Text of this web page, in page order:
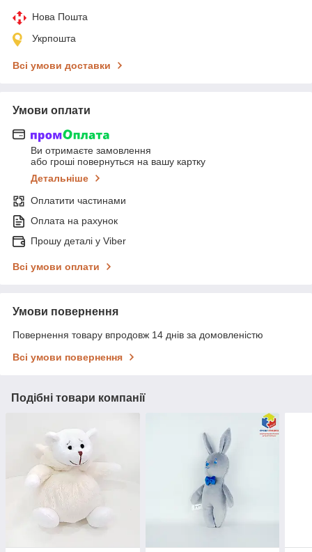
Нова Пошта
Укрпошта
Всі умови доставки
Умови оплати
Ви отримаєте замовлення
або гроші повернуться на вашу картку
Детальніше
Оплатити частинами
Оплата на рахунок
Прошу деталі у Viber
Всі умови оплати
Умови повернення
Повернення товару впродовж 14 днів за домовленістю
Всі умови повернення
Подібні товари компанії